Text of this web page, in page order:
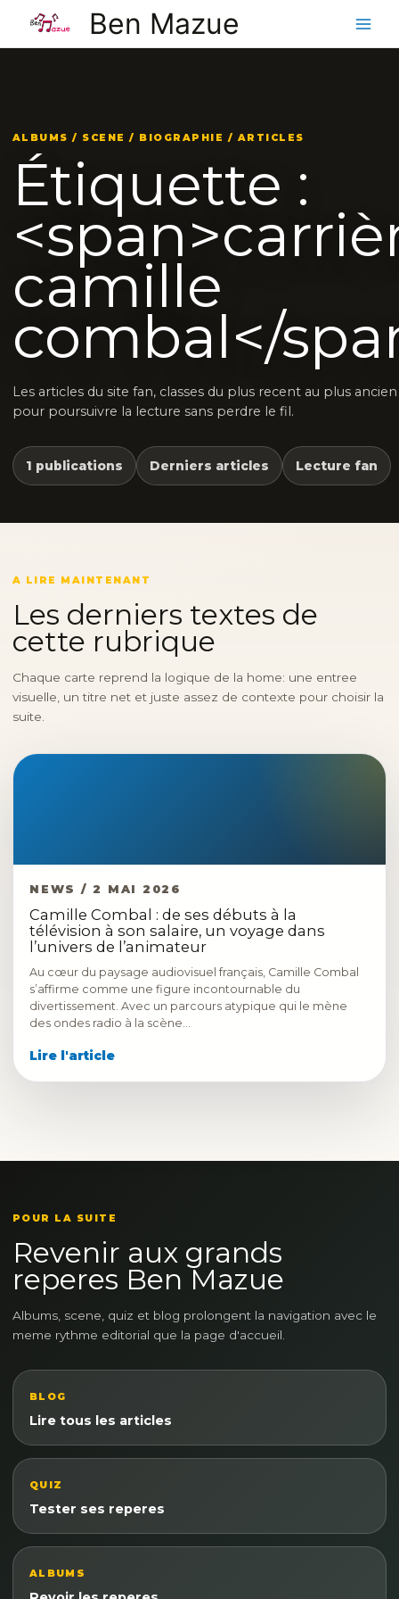
contenu
Ben Mazue
ALBUMS / SCENE / BIOGRAPHIE / ARTICLES
Étiquette :
camille
combal</
Les articles du site fan, classes du plus recent au plus ancien
pour poursuivre la lecture sans perdre le fil.
1 publications Derniers articles Lecture fan
A LIRE MAINTENANT
Les derniers textes de
cette rubrique
Chaque carte reprend la logique de la home: une entree
visuelle, un titre net et juste assez de contexte pour choisir la
suite.
NEWS / 2 MAI 2026
Camille Combal : de ses débuts à la
télévision à son salaire, un voyage dans
l’univers de l’animateur
Au cœur du paysage audiovisuel français, Camille Combal
s’affirme comme une figure incontournable du
divertissement. Avec un parcours atypique qui le mène
des ondes radio à la scène…
Lire l'article
POUR LA SUITE
Revenir aux grands
reperes Ben Mazue
Albums, scene, quiz et blog prolongent la navigation avec le
meme rythme editorial que la page d'accueil.
BLOG
Lire tous les articles
QUIZ
Tester ses reperes
ALBUMS